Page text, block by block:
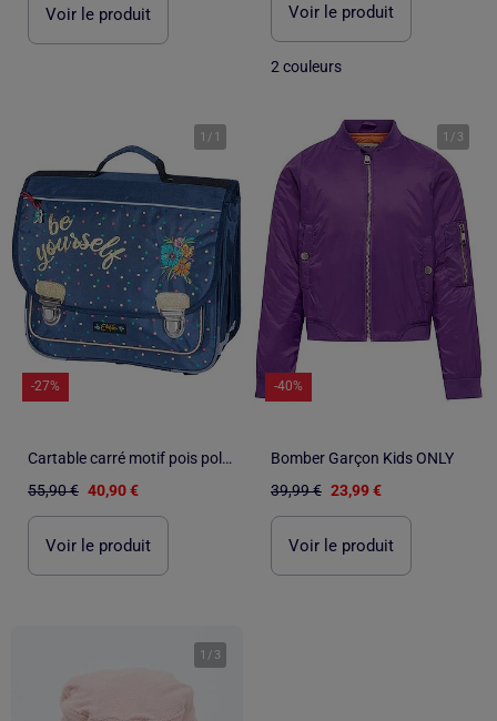
Voir le produit Voir le produit
2 couleurs
1 / 1
-27%
Cartable carré motif pois polyester Ettavee Bloom Be Yourself
55,90 € 40,90 €
Voir le produit
1 / 3
-40%
Bomber Garçon Kids ONLY
39,99 € 23,99 €
Voir le produit
1 / 3